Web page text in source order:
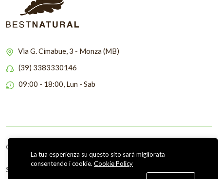
Via G. Cimabue, 3 - Monza (MB)
(39) 3383330146
09:00 - 18:00, Lun - Sab
Copyright © 2026 Bestnatural
Seguici su
La tua esperienza su questo sito sarà migliorata
consentendo i cookie. Cookie Policy